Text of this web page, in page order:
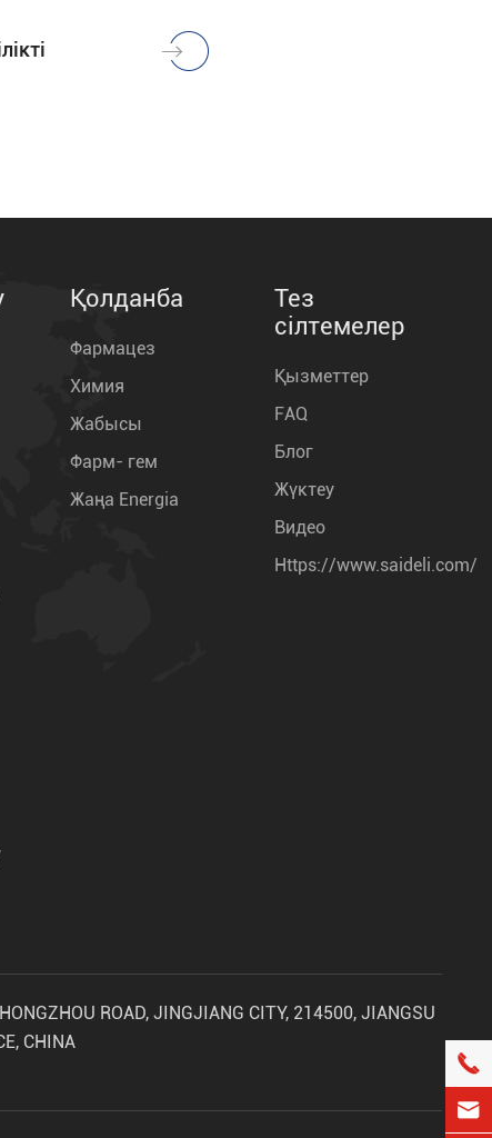
Қолданба
Фармацез
Химия
Жабысы
Фарм- гем
Жаңа Energia
Тез
сілтемелер
Қызметтер
FAQ
Блог
Жүктеу
Видео
Https://www.saideli.com/
ROAD, JINGJIANG CITY, 214500, JIANGSU
CHINA

